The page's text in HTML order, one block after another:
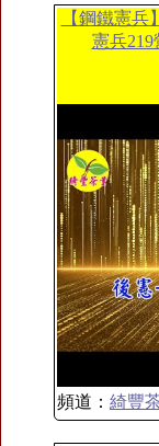
【鋼鐵憲
憲兵
頻道： 綺豐